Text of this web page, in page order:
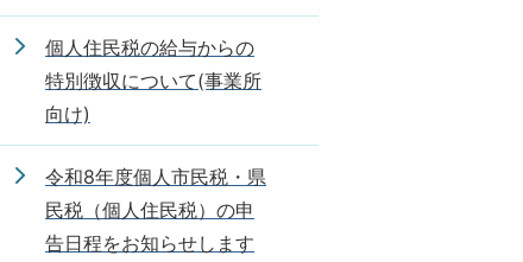
個人住民税の給与からの
特別徴収について(事業所
向け)
令和8年度個人市民税・県
民税（個人住民税）の申
告日程をお知らせします